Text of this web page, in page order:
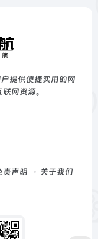
提供便捷实用的网
网资源。
责声明
关于我们